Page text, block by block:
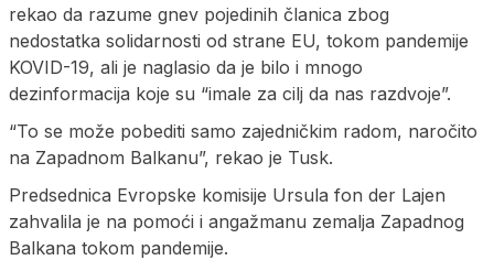
rekao da razume gnev pojedinih članica zbog
nedostatka solidarnosti od strane EU, tokom pandemije
KOVID-19, ali je naglasio da je bilo i mnogo
dezinformacija koje su “imale za cilj da nas razdvoje”.
“To se može pobediti samo zajedničkim radom, naročito
na Zapadnom Balkanu”, rekao je Tusk.
Predsednica Evropske komisije Ursula fon der Lajen
zahvalila je na pomoći i angažmanu zemalja Zapadnog
Balkana tokom pandemije.